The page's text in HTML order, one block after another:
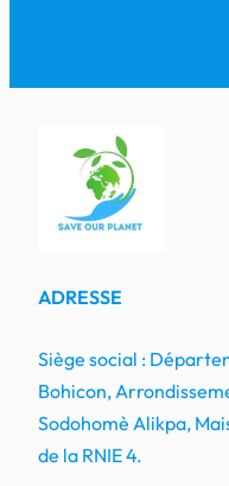
ADRESSE
Siège social :
Bohicon,
Sodohomè Alikpa,
de la RNIE 4.